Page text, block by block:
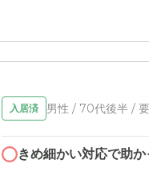
グループホームフィルハ
献身的に介護し続けてくれ
職員・スタッフ・他入居
外観・内装・居室・設備に
入居済 男性 / 70代後半 /
きめ細かい対応で助か